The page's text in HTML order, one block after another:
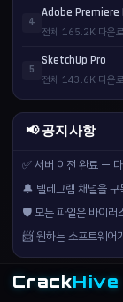
4
Adobe Premiere
전체 165.2K 다운
5
SketchUp Pro
전체 143.6K 다운
📢 공지사항
✅ 서버 이전 완료 —
🔔 텔레그램 채널을
🛡️ 모든 파일은 바이러
📨 원하는 소프트웨어
CrackHive